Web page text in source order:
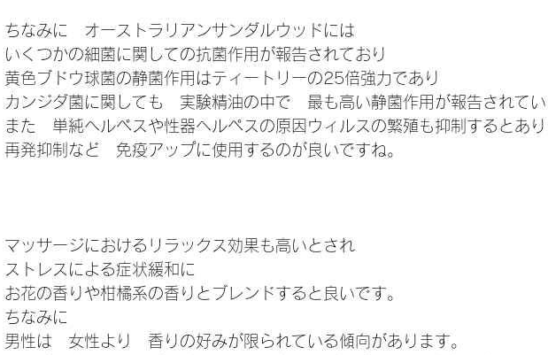
ちなみに　オーストラリアンサンダルウッドには
いくつかの細菌に関しての抗菌作用が報告されており
黄色ブドウ球菌の静菌作用はティートリーの25倍強力であり
カンジダ菌に関しても　実験精油の中で　最も高い静菌作用が報告されて
また　単純ヘルペスや性器ヘルペスの原因ウィルスの繁殖も抑制するとあり
再発抑制など　免疫アップに使用するのが良いですね。
マッサージにおけるリラックス効果も高いとされ
ストレスによる症状緩和に
お花の香りや柑橘系の香りとブレンドすると良いです。
ちなみに
男性は　女性より　香りの好みが限られている傾向があります。